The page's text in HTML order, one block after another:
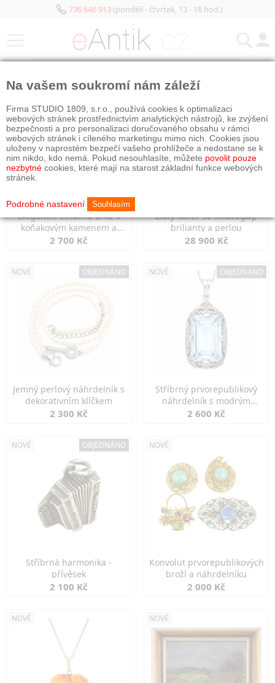
736 646 913(pondělí - čtvrtek, 13 - 18 hod.)
Elegantní stříbrná brož s
koňakovým kamenem a
markazity
2 700 Kč
Zlatý kolier se smaragdy,
brilianty a perlou
28 900 Kč
NOVÉ OBJEDNÁNO
Jemný perlový náhrdelník s
dekorativním klíčkem
2 300 Kč
NOVÉ OBJEDNÁNO
Stříbrný prvorepublikový
náhrdelník s modrým
spinelem
2 600 Kč
NOVÉ OBJEDNÁNO
Stříbrná harmonika -
přívěsek
2 100 Kč
NOVÉ
Konvolut prvorepublikových
broží a náhrdelníku
2 000 Kč
NOVÉ NOVÉ
Na vašem soukromí nám záleží
Firma STUDIO 1809, s.r.o., používá cookies k optimalizaci
webových stránek prostřednictvím analytických nástrojů, ke zvýšení
bezpečnosti a pro personalizaci doručovaného obsahu v rámci
webových stránek i cíleného marketingu mimo nich. Cookies jsou
uloženy v naprostém bezpečí vašeho prohlížeče a nedostane se k
nim nikdo, kdo nemá. Pokud nesouhlasíte, můžete povolit pouze
nezbytné cookies, které mají na starost základní funkce webových
stránek.
Podrobné nastavení Souhlasím